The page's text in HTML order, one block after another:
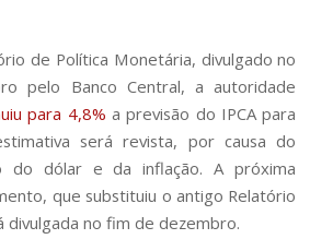
de Política Monetária, divulgado no
pelo Banco Central, a autoridade
para 4,8% a previsão do IPCA para
será revista, por causa do
do dólar e da inflação. A próxima
que substituiu o antigo Relatório
divulgada no fim de dezembro.